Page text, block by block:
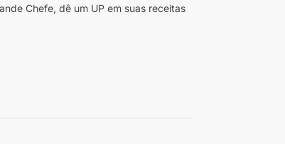
Chefe, dê um UP em suas receitas